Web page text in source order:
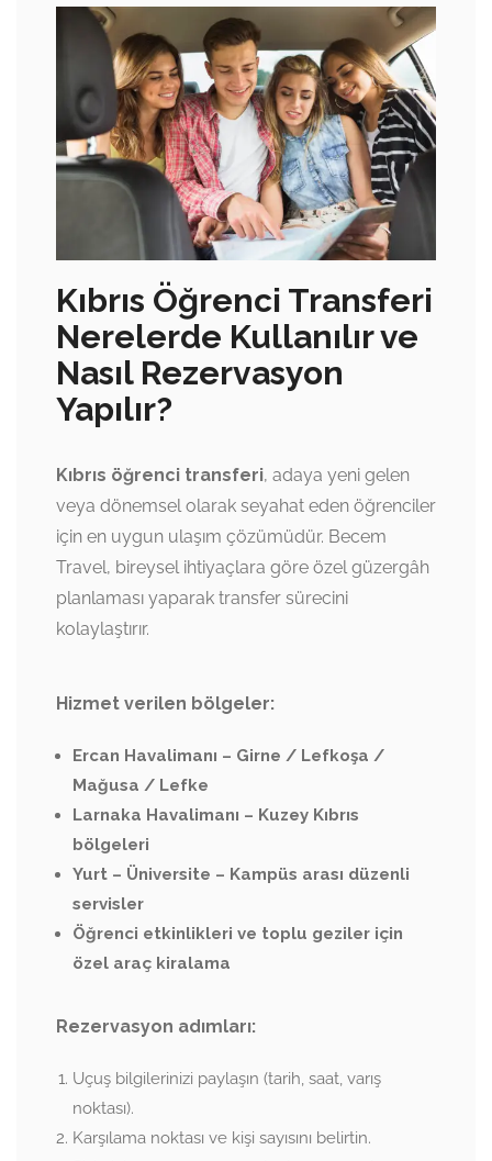
Kıbrıs Öğrenci Transferi
Nerelerde Kullanılır ve
Nasıl Rezervasyon
Yapılır?
Kıbrıs öğrenci transferi, adaya yeni gelen
veya dönemsel olarak seyahat eden öğrenciler
için en uygun ulaşım çözümüdür. Becem
Travel, bireysel ihtiyaçlara göre özel güzergâh
planlaması yaparak transfer sürecini
kolaylaştırır.
Hizmet verilen bölgeler:
Ercan Havalimanı – Girne / Lefkoşa /
Mağusa / Lefke
Larnaka Havalimanı – Kuzey Kıbrıs
bölgeleri
Yurt – Üniversite – Kampüs arası düzenli
servisler
Öğrenci etkinlikleri ve toplu geziler için
özel araç kiralama
Rezervasyon adımları:
Uçuş bilgilerinizi paylaşın (tarih, saat, varış
noktası).
Karşılama noktası ve kişi sayısını belirtin.